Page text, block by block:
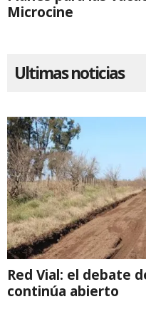
Microcine
Ultimas noticias
Red Vial: el debate
continúa abierto